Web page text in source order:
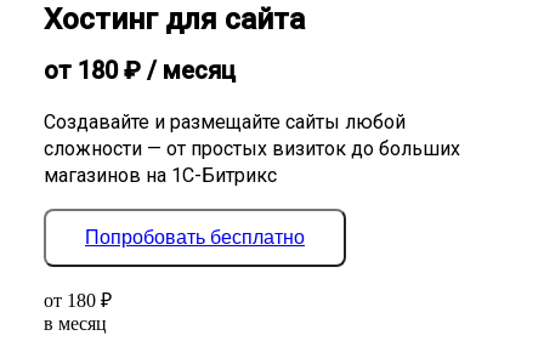
Хостинг для сайта
от 180₽ / месяц
Создавайте и размещайте сайты любой
сложности — от простых визиток до больших
магазинов на 1С-Битрикс
Попробовать бесплатно
от 180 ₽
в месяц